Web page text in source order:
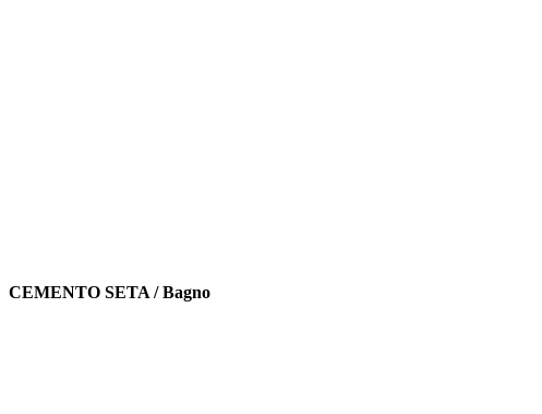
CEMENTO SETA / Bagno